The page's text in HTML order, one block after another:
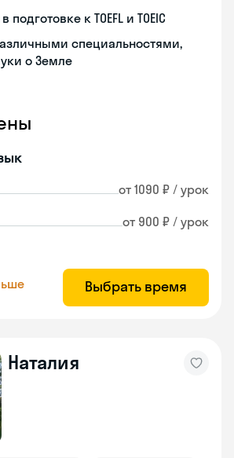
подготовке к TOEFL и TOEIC
специальностями,
о Земле
от 1090 ₽ / урок
от 900 ₽ / урок
Выбрать время
Наталия